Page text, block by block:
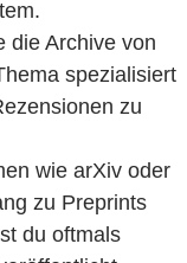
die Archive von
spezialisiert
zu
wie arXiv oder
zu Preprints
du oftmals